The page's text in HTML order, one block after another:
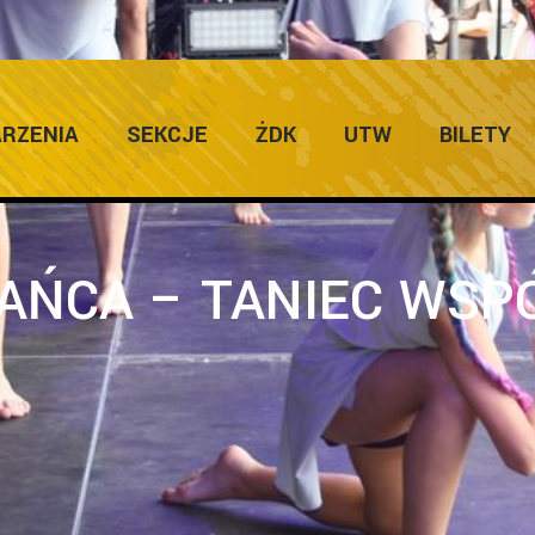
SEKCJE ŻDK UTW BILETY
– TANIEC